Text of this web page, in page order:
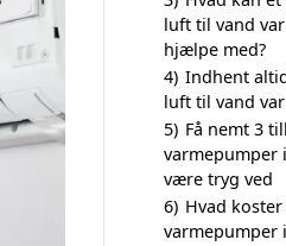
luft til vand
hjælpe med?
4) Indhent
luft til vand
5) Få nemt 3
varmepumper
være tryg ved
6) Hvad
varmepumper